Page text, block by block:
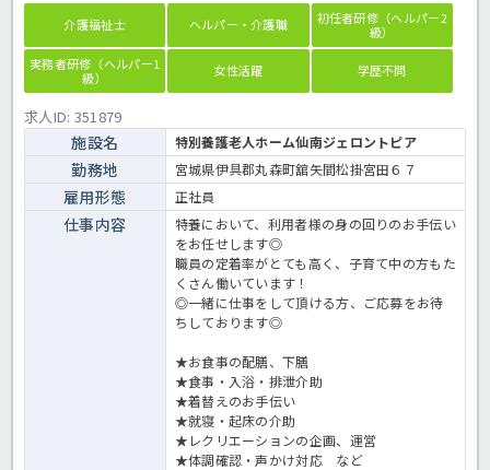
介護福祉士 ヘルパー・介護職
初任者研修（ヘルパー2
級）
実務者研修（ヘルパー1
級）
女性活躍 学歴不問
求人ID: 351879
施設名 特別養護老人ホーム仙南ジェロントピア
勤務地 宮城県伊具郡丸森町舘矢間松掛宮田６７
雇用形態 正社員
仕事内容
特養において、利用者様の身の回りのお手伝い
をお任せします◎
職員の定着率がとても高く、子育て中の方もた
くさん働いています！
◎一緒に仕事をして頂ける方、ご応募をお待
ちしております◎
★お食事の配膳、下膳
★食事・入浴・排泄介助
★着替えのお手伝い
★就寝・起床の介助
★レクリエーションの企画、運営
★体調確認・声かけ対応 など